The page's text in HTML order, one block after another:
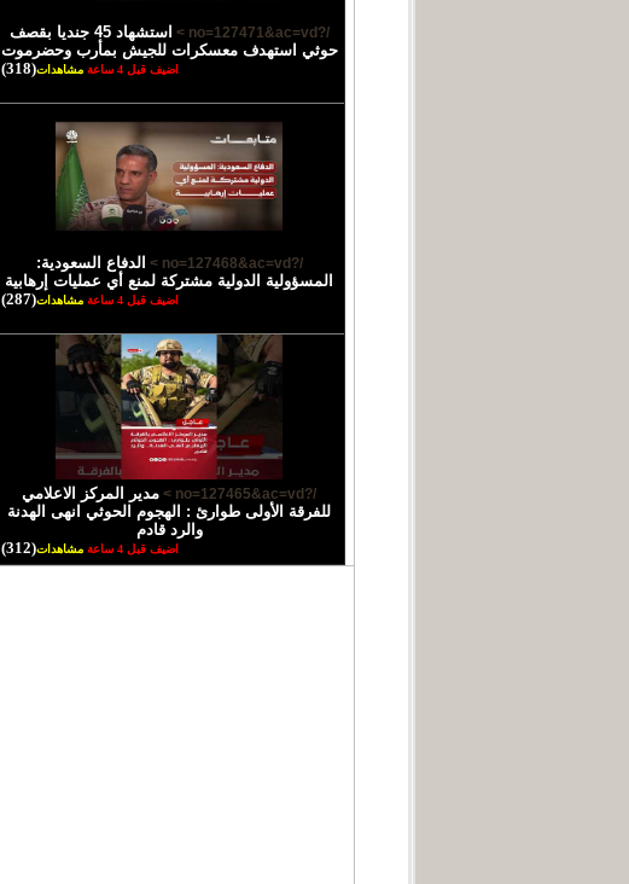
/?no=127471&ac=vd >
استشهاد 45 جنديا بقصف
حوثي استهدف معسكرات للجيش بمأرب وحضرموت
اضيف قبل 4 ساعة مشاهدات(318)
/?no=127468&ac=vd >
الدفاع السعودية:
المسؤولية الدولية مشتركة لمنع أي عمليات إرهابية
اضيف قبل 4 ساعة مشاهدات(287)
/?no=127465&ac=vd >
مدير المركز الاعلامي
للفرقة الأولى طوارئ : الهجوم الحوثي انهى الهدنة
والرد قادم
اضيف قبل 4 ساعة مشاهدات(312)